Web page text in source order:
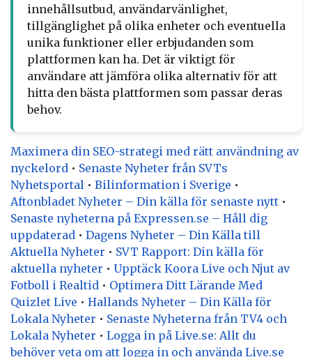
innehållsutbud, användarvänlighet,
tillgänglighet på olika enheter och eventuella
unika funktioner eller erbjudanden som
plattformen kan ha. Det är viktigt för
användare att jämföra olika alternativ för att
hitta den bästa plattformen som passar deras
behov.
Maximera din SEO-strategi med rätt användning av
nyckelord • Senaste Nyheter från SVTs
Nyhetsportal • Bilinformation i Sverige •
Aftonbladet Nyheter – Din källa för senaste nytt •
Senaste nyheterna på Expressen.se – Håll dig
uppdaterad • Dagens Nyheter – Din Källa till
Aktuella Nyheter • SVT Rapport: Din källa för
aktuella nyheter • Upptäck Koora Live och Njut av
Fotboll i Realtid • Optimera Ditt Lärande Med
Quizlet Live • Hallands Nyheter – Din Källa för
Lokala Nyheter • Senaste Nyheterna från TV4 och
Lokala Nyheter • Logga in på Live.se: Allt du
behöver veta om att logga in och använda Live.se